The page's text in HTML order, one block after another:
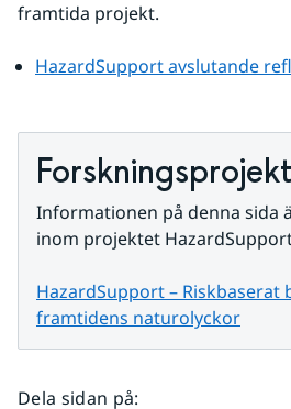
framtida projekt.
HazardSupport avslutande
Forskningsprojekt
Informationen på denna sida
inom projektet
HazardSupport –
framtidens naturolyckor
Dela sidan på: